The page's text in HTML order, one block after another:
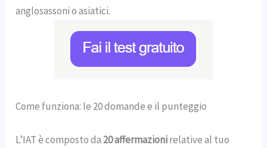
anglosassoni o asiatici.
Come funziona: le 20 domande e il punteggio
L’IAT è composto da 20 affermazionirelative al tuo